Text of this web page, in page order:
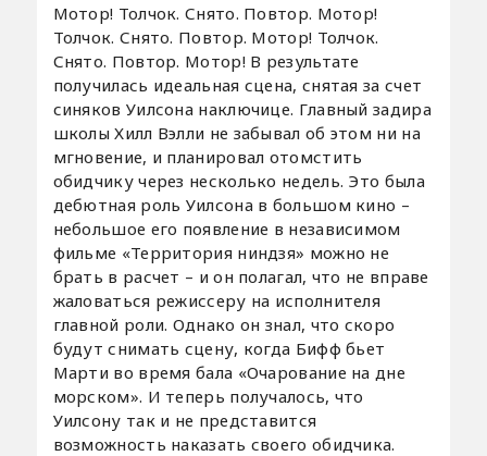
Мотор! Толчок. Снято. Повтор. Мотор!
Толчок. Снято. Повтор. Мотор! Толчок.
Снято. Повтор. Мотор! В результате
получилась идеальная сцена, снятая за счет
синяков Уилсона наключице. Главный задира
школы Хилл Вэлли не забывал об этом ни на
мгновение, и планировал отомстить
обидчику через несколько недель. Это была
дебютная роль Уилсона в большом кино –
небольшое его появление в независимом
фильме «Территория ниндзя» можно не
брать в расчет – и он полагал, что не вправе
жаловаться режиссеру на исполнителя
главной роли. Однако он знал, что скоро
будут снимать сцену, когда Бифф бьет
Марти во время бала «Очарование на дне
морском». И теперь получалось, что
Уилсону так и не представится
возможность наказать своего обидчика.